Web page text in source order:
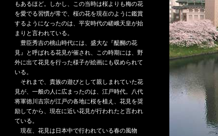
もあるほど。しかし、この当時は桜よりも梅の花
を愛でる習慣が常で、桜の花を現在のように鑑賞
するようになったのは、平安時代の嵯峨天皇が始
まりと言われている。
豊臣秀吉の桃山時代には、盛大な『醍醐の花
見』と呼ばれる花見が催され、この時期には、野
外に出て花見を行った様子が絵画にも収められて
いる。
それまで、貴族の遊びとして親しまれていた花
見が、一般の人に広まったのは、江戸時代。八代
将軍徳川吉宗が江戸の各地に桜を植え、花見を奨
励してから、現在に近い花見が行われたと言われ
ている。
現在、花見は日本中で行われている春の風物